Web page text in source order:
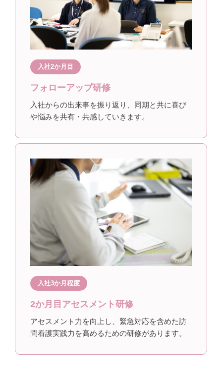
入社2か月目
フォローアップ研修
入社からの出来事を振り返り、同期と共に喜び
や悩みを共有・共感していきます。
入社3か月程度
2か月目アセスメント研修
アセスメント力を向上し、緊急対応を含めた訪
問看護実践力を高めるための研修があります。